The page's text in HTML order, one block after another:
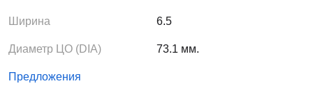
Ширина 6.5
Диаметр ЦО (DIA) 73.1 мм.
Предложения